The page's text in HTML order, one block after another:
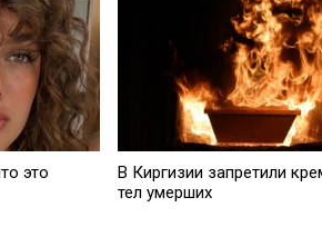
это
В Киргизии запретили
тел умерших